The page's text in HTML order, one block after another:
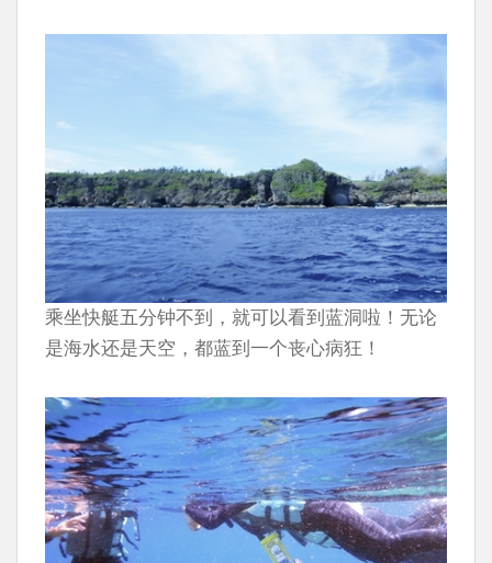
乘坐快艇五分钟不到，就可以看到蓝洞啦！无论
是海水还是天空，都蓝到一个丧心病狂！